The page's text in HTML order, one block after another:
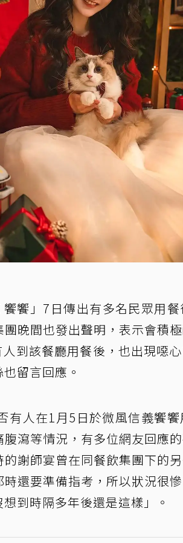
饗饗」7日傳出有多名民眾用
晚間也發出聲明，表示會積
到該餐廳用餐後，也出現噁
留言回應。
有人在1月5日於微風信義饗
瀉等情況，有多位網友回應
的謝師宴曾在同餐飲集團下的
還要準備指考，所以狀況很
到時隔多年後還是這樣」。